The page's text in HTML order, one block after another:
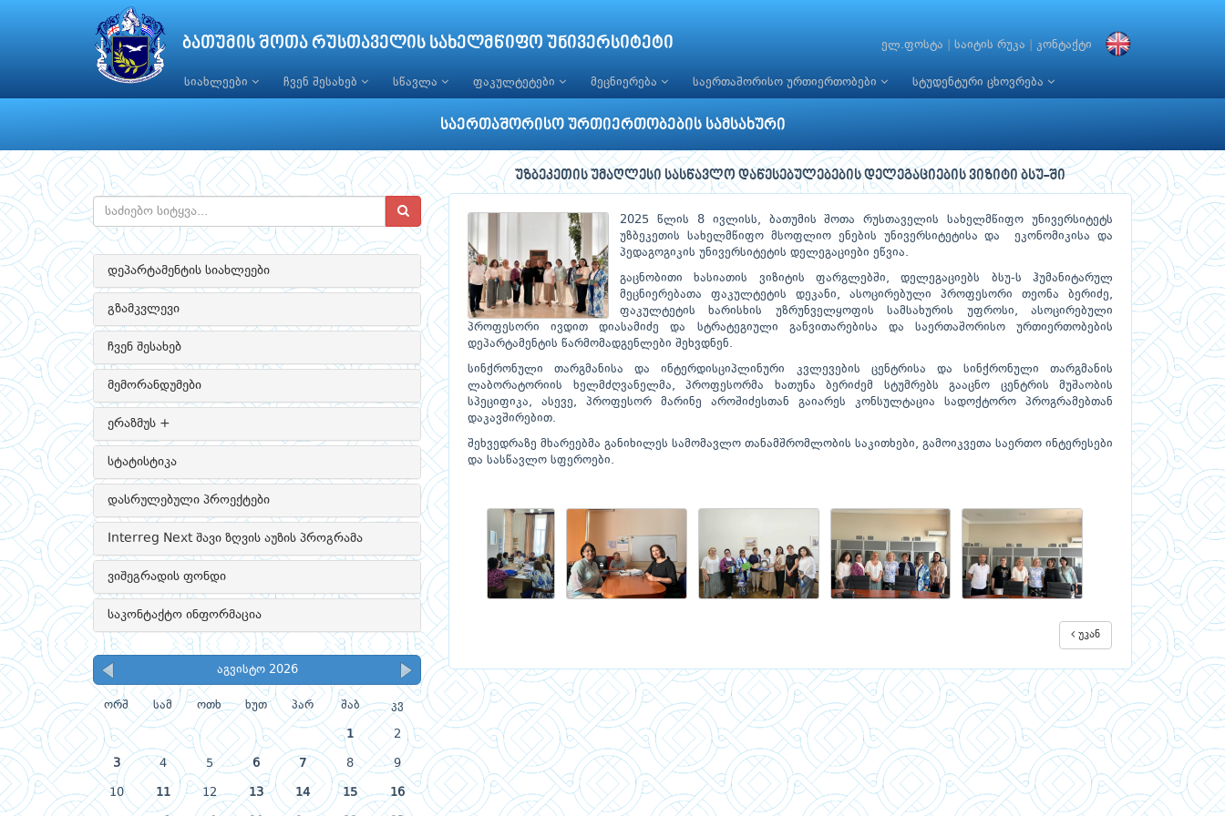
ბათუმის შოთა რუსთაველის სახელმწიფო უნივერსიტეტი ელ.ფოსტა საიტის რუკა კონტაქტი
სიახლეები ჩვენ შესახებ სწავლა ფაკულტეტები მეცნიერება საერთაშორისო ურთიერთობები სტუდენტური ცხოვრება
საერთაშორისო ურთიერთობების სამსახური
დეპარტამენტის სიახლეები
გზამკვლევი
ჩვენ შესახებ
მემორანდუმები
ერაზმუს +
სტატისტიკა
დასრულებული პროექტები
Interreg Next შავი ზღვის აუზის პროგრამა
ვიშეგრადის ფონდი
საკონტაქტო ინფორმაცია
აგვისტო 2026
ორშ სამ ოთხ ხუთ პარ შაბ კვ
1 2
3 4 5 6 7 8 9
10 11 12 13 14 15 16
უზბეკეთის უმაღლესი სასწავლო დაწესებულებების დელეგაციების ვიზიტი ბსუ-ში
2025 წლის 8 ივლისს, ბათუმის შოთა რუსთაველის სახელმწიფო უნივერსიტეტს
უზბეკეთის სახელმწიფო მსოფლიო ენების უნივერსიტეტისა და ეკონომიკისა და
პედაგოგიკის უნივერსიტეტის დელეგაციები ეწვია.
გაცნობითი ხასიათის ვიზიტის ფარგლებში, დელეგაციებს ბსუ-ს ჰუმანიტარულ
მეცნიერებათა ფაკულტეტის დეკანი, ასოცირებული პროფესორი თეონა ბერიძე,
ფაკულტეტის ხარისხის უზრუნველყოფის სამსახურის უფროსი, ასოცირებული
პროფესორი ივდით დიასამიძე და სტრატეგიული განვითარებისა და საერთაშორისო ურთიერთობების
დეპარტამენტის წარმომადგენლები შეხვდნენ.
სინქრონული თარგმანისა და ინტერდისციპლინური კვლევების ცენტრისა და სინქრონული თარგმანის
ლაბორატორიის ხელმძღვანელმა, პროფესორმა ხათუნა ბერიძემ სტუმრებს გააცნო ცენტრის მუშაობის
სპეციფიკა, ასევე, პროფესორ მარინე აროშიძესთან გაიარეს კონსულტაცია სადოქტორო პროგრამებთან
დაკავშირებით.
შეხვედრაზე მხარეებმა განიხილეს სამომავლო თანამშრომლობის საკითხები, გამოიკვეთა საერთო ინტერესები
და სასწავლო სფეროები.
უკან